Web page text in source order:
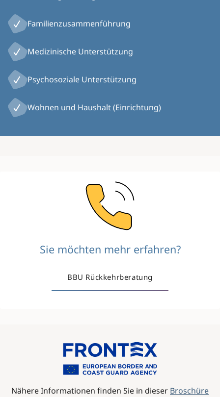
Familienzusammenführung
Medizinische Unterstützung
Psychosoziale Unterstützung
Wohnen und Haushalt (Einrichtung)
Sie möchten mehr erfahren?
BBU Rückkehrberatung
Nähere Informationen finden Sie in dieser Broschüre